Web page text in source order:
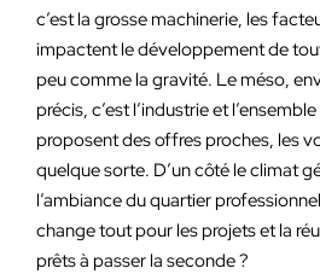
c’est la grosse machinerie, les
impactent le développement de
peu comme la gravité. Le méso,
précis, c’est l’industrie et
proposent des offres proches, les
quelque sorte. D’un côté le climat
l’ambiance du quartier
change tout pour les projets et la
prêts à passer la seconde ?